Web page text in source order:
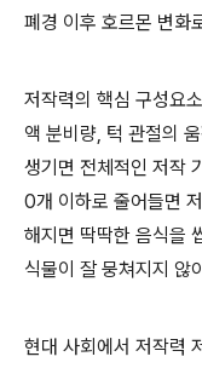
폐경 이후 호르몬 변화
저작력의 핵심 구성요
액 분비량, 턱 관절의
생기면 전체적인 저작
0개 이하로 줄어들면
해지면 딱딱한 음식을
식물이 잘 뭉쳐지지 않
현대 사회에서 저작력